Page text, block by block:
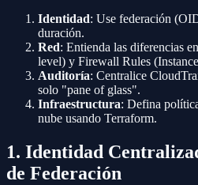
Identidad: Use federación
duración.
Red: Entienda las diferencias
level) y Firewall Rules
Auditoría: Centralice
solo "pane of glass".
Infraestructura: Defina
nube usando Terraform.
1. Identidad
de Federación